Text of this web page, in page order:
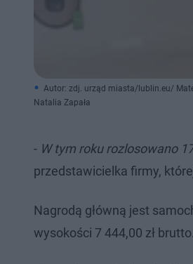
Autor: zdj. urząd miasta/lublin.eu/
Natalia Zapała
- W tym roku rozlosowano
przedstawicielka firmy,
Nagrodą główną jest
wysokości 7 444,00 zł brutto.